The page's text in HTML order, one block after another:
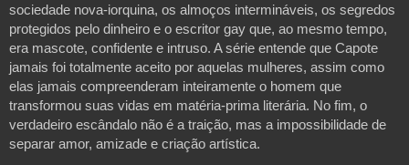
sociedade nova-iorquina, os almoços intermináveis, os segredos
protegidos pelo dinheiro e o escritor gay que, ao mesmo tempo,
era mascote, confidente e intruso. A série entende que Capote
jamais foi totalmente aceito por aquelas mulheres, assim como
elas jamais compreenderam inteiramente o homem que
transformou suas vidas em matéria-prima literária. No fim, o
verdadeiro escândalo não é a traição, mas a impossibilidade de
separar amor, amizade e criação artística.